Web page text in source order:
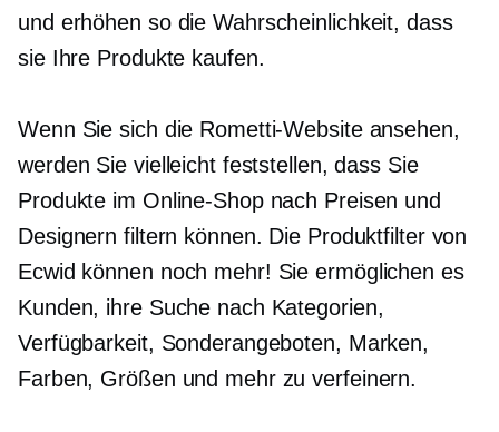
und erhöhen so die Wahrscheinlichkeit, dass
sie Ihre Produkte kaufen.
Wenn Sie sich die Rometti-Website ansehen,
werden Sie vielleicht feststellen, dass Sie
Produkte im Online-Shop nach Preisen und
Designern filtern können. Die Produktfilter von
Ecwid können noch mehr! Sie ermöglichen es
Kunden, ihre Suche nach Kategorien,
Verfügbarkeit, Sonderangeboten, Marken,
Farben, Größen und mehr zu verfeinern.